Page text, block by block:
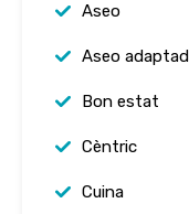
Aseo
Aseo
Bon estat
Cèntric
Cuina